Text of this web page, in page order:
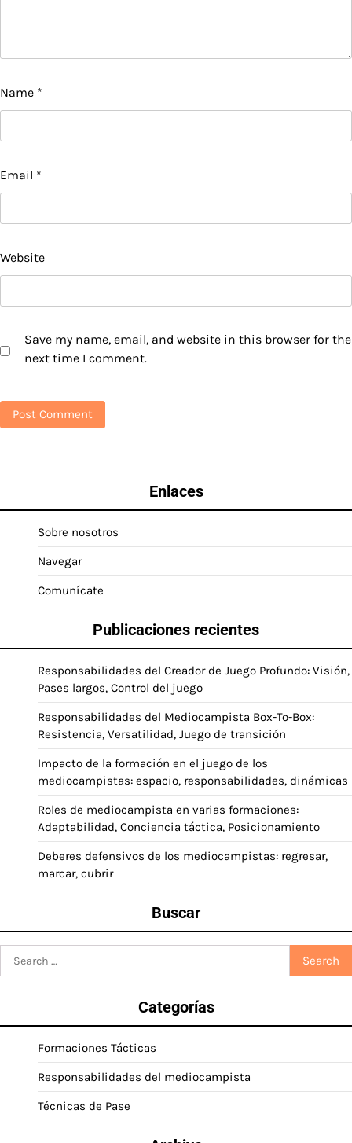
Name *
Email *
Website
Save my name, email, and website in this browser for the
next time I comment.
Enlaces
Sobre nosotros
Navegar
Comunícate
Publicaciones recientes
Responsabilidades del Creador de Juego Profundo: Visión,
Pases largos, Control del juego
Responsabilidades del Mediocampista Box-To-Box:
Resistencia, Versatilidad, Juego de transición
Impacto de la formación en el juego de los
mediocampistas: espacio, responsabilidades, dinámicas
Roles de mediocampista en varias formaciones:
Adaptabilidad, Conciencia táctica, Posicionamiento
Deberes defensivos de los mediocampistas: regresar,
marcar, cubrir
Buscar
for:
Categorías
Formaciones Tácticas
Responsabilidades del mediocampista
Técnicas de Pase